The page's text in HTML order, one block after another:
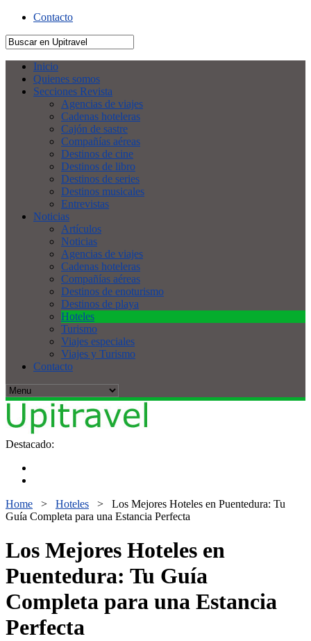
Contacto
Inicio
Quienes somos
Secciones Revista
Agencias de viajes
Cadenas hoteleras
Cajón de sastre
Compañías aéreas
Destinos de cine
Destinos de libro
Destinos de series
Destinos musicales
Entrevistas
Noticias
Artículos
Noticias
Agencias de viajes
Cadenas hoteleras
Compañías aéreas
Destinos de enoturismo
Destinos de playa
Hoteles
Turismo
Viajes especiales
Viajes y Turismo
Contacto
Destacado:
Home > Hoteles > Los Mejores Hoteles en Puentedura: Tu
Guía Completa para una Estancia Perfecta
Los Mejores Hoteles en
Puentedura: Tu Guía
Completa para una Estancia
Perfecta